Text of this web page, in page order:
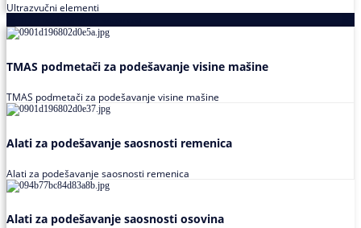
Ultrazvučni elementi
TMAS podmetači za podešavanje visine mašine
TMAS podmetači za podešavanje visine mašine
Alati za podešavanje saosnosti remenica
Alati za podešavanje saosnosti remenica
Alati za podešavanje saosnosti osovina